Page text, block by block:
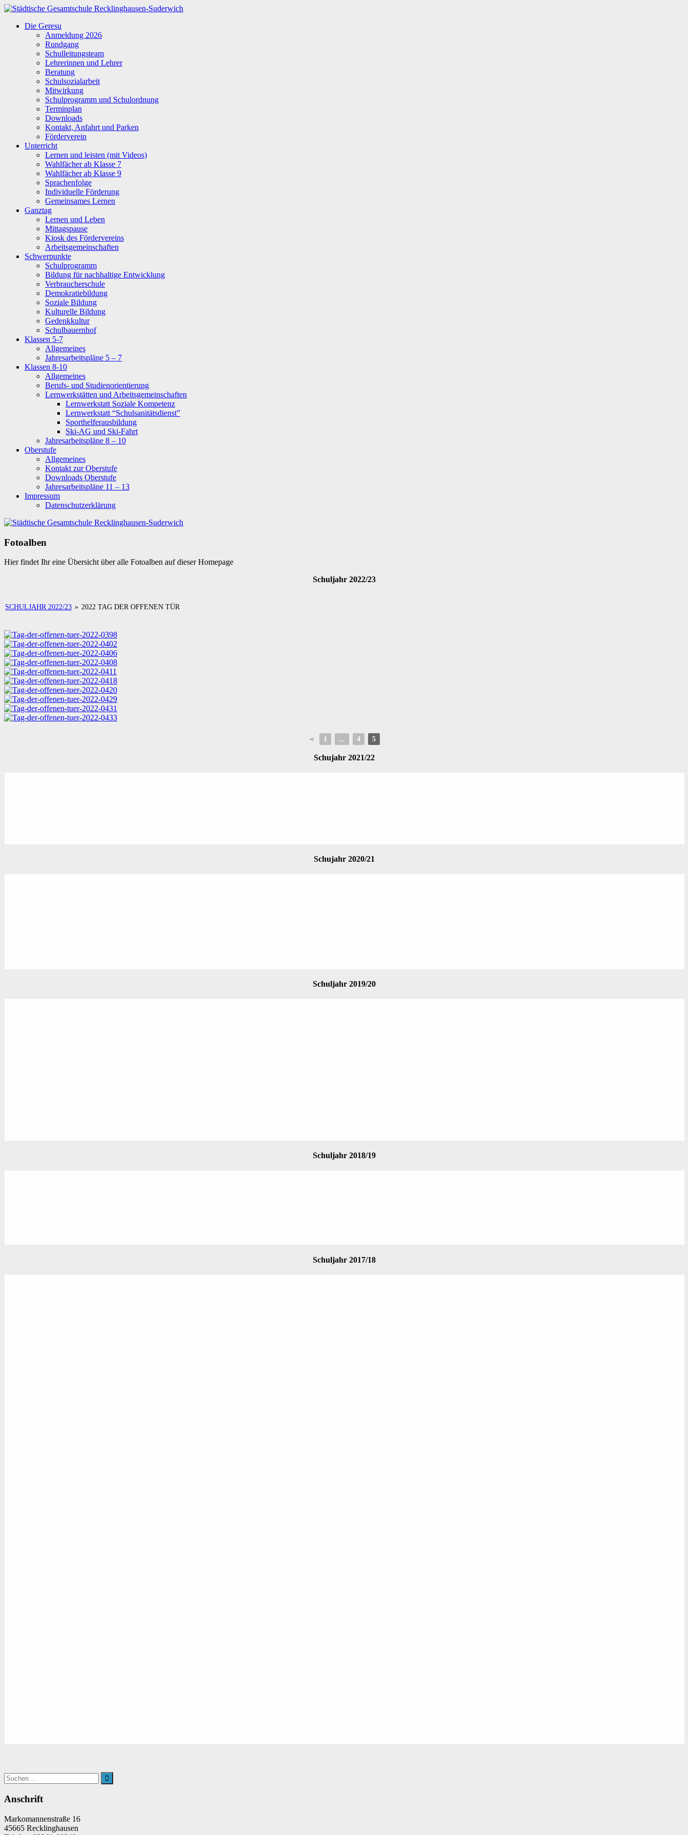
Zum
springen
Städtische
Gesamtschule
Recklinghausen-
Suderwich
Die Geresu
Anmeldung 2026
Rundgang
Schulleitungsteam
Lehrerinnen und Lehrer
Beratung
Schulsozialarbeit
Mitwirkung
Schulprogramm und Schulordnung
Terminplan
Downloads
Kontakt, Anfahrt und Parken
Förderverein
Unterricht
Lernen und leisten (mit Videos)
Wahlfächer ab Klasse 7
Wahlfächer ab Klasse 9
Sprachenfolge
Individuelle Förderung
Gemeinsames Lernen
Ganztag
Lernen und Leben
Mittagspause
Kiosk des Fördervereins
Arbeitsgemeinschaften
Schwerpunkte
Schulprogramm
Bildung für nachhaltige Entwicklung
Verbraucherschule
Demokratiebildung
Soziale Bildung
Kulturelle Bildung
Gedenkkultur
Schulbauernhof
Klassen 5-7
Allgemeines
Jahresarbeitspläne 5 – 7
Klassen 8-10
Allgemeines
Berufs- und Studienorientierung
Lernwerkstätten und Arbeitsgemeinschaften
Lernwerkstatt Soziale Kompetenz
Lernwerkstatt “Schulsanitätsdienst”
Sporthelferausbildung
Ski-AG und Ski-Fahrt
Jahresarbeitspläne 8 – 10
Oberstufe
Allgemeines
Kontakt zur Oberstufe
Downloads Oberstufe
Jahresarbeitspläne 11 – 13
Impressum
Datenschutzerklärung
Fotoalben
Hier findet Ihr eine Übersicht über alle Fotoalben auf dieser Homepage
Schuljahr 2022/23
SCHULJAHR 2022/23 » 2022 TAG DER OFFENEN TÜR
◄ 1 ... 4 5
Schujahr 2021/22
Schujahr 2020/21
Schuljahr 2019/20
Schuljahr 2018/19
Schuljahr 2017/18
Suchen
nach:
Suchen
Anschrift
Markomannenstraße 16
45665 Recklinghausen